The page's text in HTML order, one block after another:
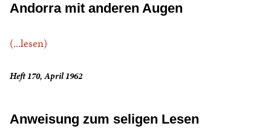
Andorra mit anderen Augen
(...lesen)
Heft 170, April 1962
Anweisung zum seligen Lesen